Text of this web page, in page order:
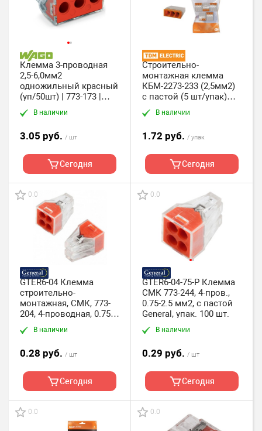
Клемма 3-проводная
2,5-6,0мм2
одножильный красный
(уп/50шт) | 773-173 |
WAGOВ наличии
3.05 руб. / шт
Сегодня
Строительно-
монтажная клемма
КБМ-2273-233 (2,5мм2)
с пастой (5 шт/упак)
TDMВ наличии
1.72 руб. / упак
Сегодня
0.0
GTER6-04 Клемма
строительно-
монтажная, СМК, 773-
204, 4-проводная, 0.75-
2.5 мм2 General, упак.
100 шт.В наличии
0.28 руб. / шт
Сегодня
0.0
GTER6-04-75-P Клемма
СМК 773-244, 4-пров.,
0.75-2.5 мм2, с пастой
General, упак. 100 шт.
В наличии
0.29 руб. / шт
Сегодня
0.0 0.0